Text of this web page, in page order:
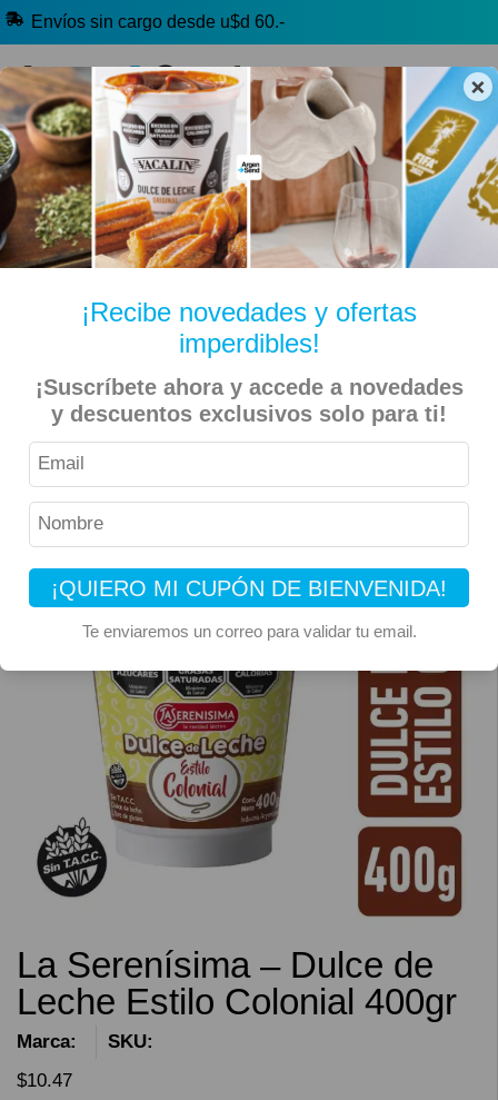
×
¡Recibe novedades y ofertas
imperdibles!
¡Suscríbete ahora y accede a novedades
y descuentos exclusivos solo para ti!
¡QUIERO MI CUPÓN DE BIENVENIDA!
Te enviaremos un correo para validar tu email.
Envíos sin cargo desde u$d 60.-
🔥 Alfajores y Golosinas
🧉 Clásicos argentinos 🏷️ Todas las categorías
Inicio Tradición Argentina Alimentos Tradicionales
La Serenísima – Dulce de Leche Estilo Colonial 400gr
La Serenísima – Dulce de
Leche Estilo Colonial 400gr
Marca:
SKU:
$10.47